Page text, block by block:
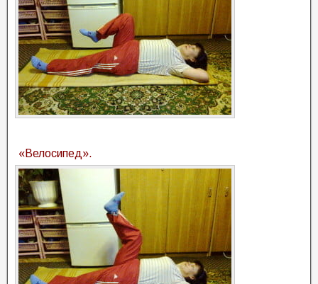
«Велосипед».